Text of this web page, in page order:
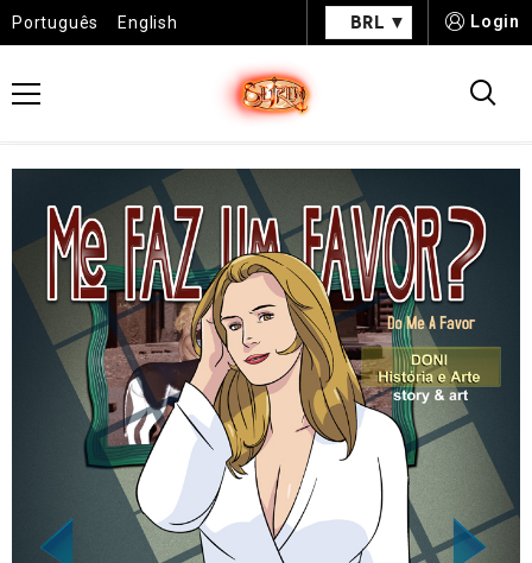
Português English BRL Login